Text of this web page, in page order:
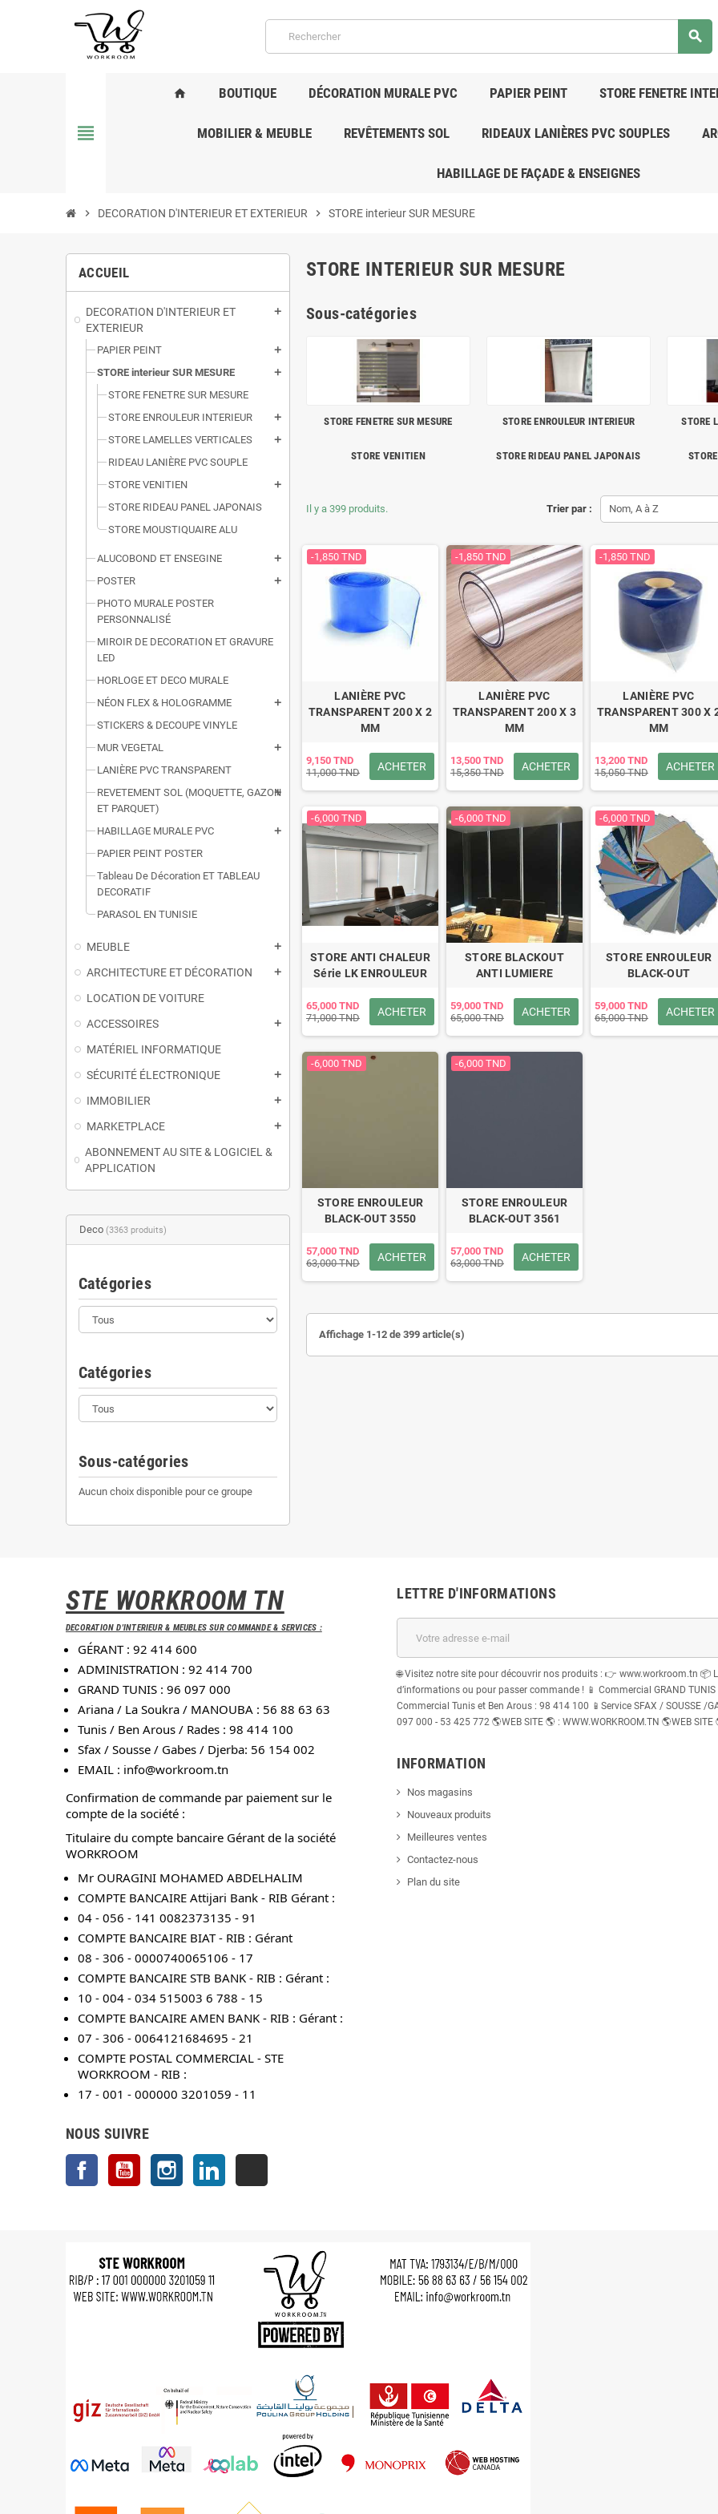
search
view_headline
home BOUTIQUE DÉCORATION MURALE PVC PAPIER PEINT STORE FENETRE
MOBILIER & MEUBLE REVÊTEMENTS SOL RIDEAUX LANIÈRES PVC SOUPLES
HABILLAGE DE FAÇADE & ENSEIGNES
chevron_right DECORATION D'INTERIEUR ET EXTERIEUR chevron_right STORE interieur SUR MESURE
ACCUEIL
DECORATION D'INTERIEUR ET
EXTERIEUR
add
PAPIER PEINT add
STORE interieur SUR MESURE add
STORE FENETRE SUR MESURE
STORE ENROULEUR INTERIEUR
add
STORE LAMELLES VERTICALES add
RIDEAU LANIÈRE PVC SOUPLE
STORE VENITIEN
add
STORE RIDEAU PANEL JAPONAIS
STORE MOUSTIQUAIRE ALU
ALUCOBOND ET ENSEGINE add
POSTER add
PHOTO MURALE POSTER
PERSONNALISÉ
MIROIR DE DECORATION ET GRAVURE
LED
HORLOGE ET DECO MURALE
NÉON FLEX & HOLOGRAMME
add
STICKERS & DECOUPE VINYLE
MUR VEGETAL
add
LANIÈRE PVC TRANSPARENT
REVETEMENT SOL (MOQUETTE, GAZON
ET PARQUET)
add
HABILLAGE MURALE PVC add
PAPIER PEINT POSTER
Tableau De Décoration ET TABLEAU
DECORATIF
PARASOL EN TUNISIE
MEUBLE add
ARCHITECTURE ET DÉCORATION add
LOCATION DE VOITURE
ACCESSOIRES
add
MATÉRIEL INFORMATIQUE
SÉCURITÉ ÉLECTRONIQUE
add
IMMOBILIER add
MARKETPLACE add
ABONNEMENT AU SITE & LOGICIEL &
APPLICATION
Deco (3363 produits)
Catégories
Catégories
Sous-catégories
Aucun choix disponible pour ce groupe
STORE INTERIEUR SUR MESURE
Sous-catégories
STORE FENETRE SUR MESURE STORE ENROULEUR INTERIEUR STORE
STORE VENITIEN STORE RIDEAU PANEL JAPONAIS
Trier par : Nom, A à Z
Il y a 399 produits.
-1,850 TND
LANIÈRE PVC
TRANSPARENT 200 X 2
MM
9,150 TND
11,000 TND
ACHETER
-1,850 TND
LANIÈRE PVC
TRANSPARENT 200 X 3
MM
13,500 TND
15,350 TND
ACHETER
-1,850 TND
LANIÈRE PVC
TRANSPARENT 300 X
MM
13,200 TND
15,050 TND
ACHETER
-6,000 TND
STORE ANTI CHALEUR
Série LK ENROULEUR
65,000 TND
71,000 TND
ACHETER
-6,000 TND
STORE BLACKOUT
ANTI LUMIERE
59,000 TND
65,000 TND
ACHETER
-6,000 TND
STORE ENROULEUR
BLACK-OUT
59,000 TND
65,000 TND
ACHETER
-6,000 TND
STORE ENROULEUR
BLACK-OUT 3550
57,000 TND
63,000 TND
ACHETER
-6,000 TND
STORE ENROULEUR
BLACK-OUT 3561
57,000 TND
63,000 TND
ACHETER
Affichage 1-12 de 399 article(s)
STE WORKROOM TN
DECORATION D'INTERIEUR & MEUBLES SUR COMMANDE & SERVICES :
GÉRANT : 92 414 600
ADMINISTRATION : 92 414 700
GRAND TUNIS : 96 097 000
Ariana / La Soukra / MANOUBA : 56 88 63 63
Tunis / Ben Arous / Rades : 98 414 100
Sfax / Sousse / Gabes / Djerba: 56 154 002
EMAIL : info@workroom.tn
Confirmation de commande par paiement sur le
compte de la société :
Titulaire du compte bancaire Gérant de la société
WORKROOM
Mr OURAGINI MOHAMED ABDELHALIM
COMPTE BANCAIRE Attijari Bank - RIB Gérant :
04 - 056 - 141 0082373135 - 91
COMPTE BANCAIRE BIAT - RIB : Gérant
08 - 306 - 0000740065106 - 17
COMPTE BANCAIRE STB BANK - RIB : Gérant :
10 - 004 - 034 515003 6 788 - 15
COMPTE BANCAIRE AMEN BANK - RIB : Gérant :
07 - 306 - 0064121684695 - 21
COMPTE POSTAL COMMERCIAL - STE
WORKROOM - RIB :
17 - 001 - 000000 3201059 - 11
NOUS SUIVRE
Facebook YouTube Instagram
LETTRE D'INFORMATIONS
🌐 Visitez notre site pour découvrir nos produits : 👉 www.workroom.tn
d’informations ou pour passer commande ! 📱 Commercial GRAND
Commercial Tunis et Ben Arous : 98 414 100 📱Service SFAX / SOUSSE /
097 000 - 53 425 772 🌎WEB SITE 🌎 : WWW.WORKROOM.TN 🌎WEB SITE
INFORMATION
Nos magasins
Nouveaux produits
Meilleures ventes
Contactez-nous
Plan du site